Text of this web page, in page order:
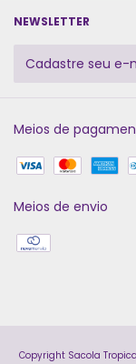
NEWSLETTER
Meios de
Meios de envio
Copyright Sacola